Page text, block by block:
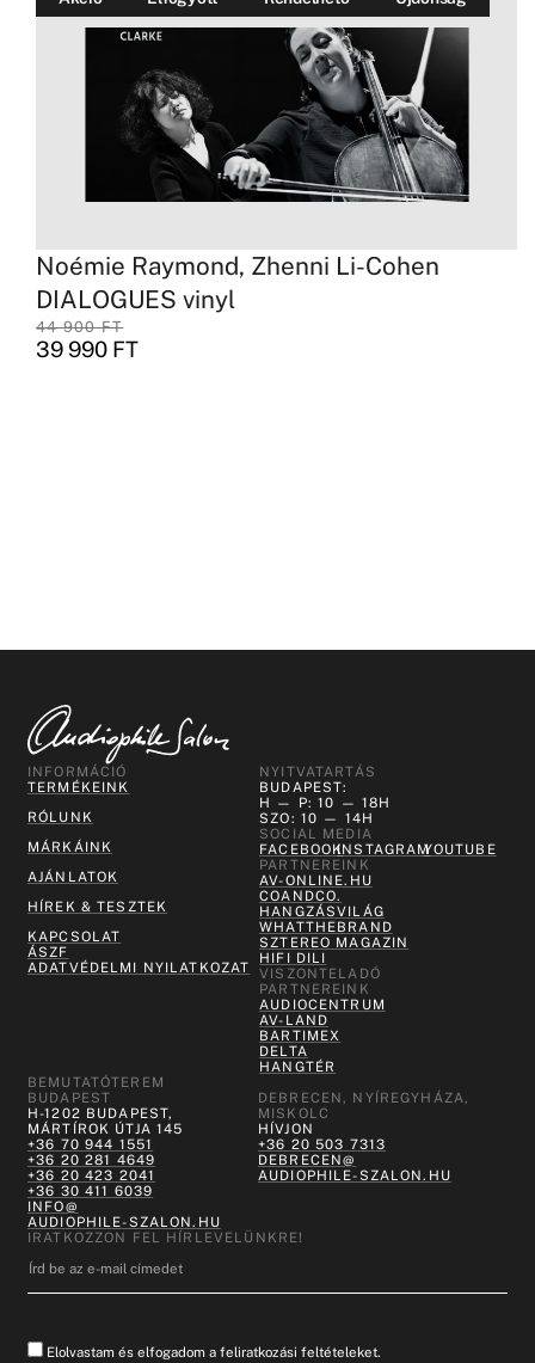
Noémie Raymond, Zhenni Li-Cohen
DIALOGUES vinyl
44 900FT
39 990FT
INFORMÁCIÓ
TERMÉKEINK
RÓLUNK
MÁRKÁINK
AJÁNLATOK
HÍREK & TESZTEK
KAPCSOLAT
ÁSZF
ADATVÉDELMI NYILATKOZAT
NYITVATARTÁS
BUDAPEST:
H — P: 10 — 18H
SZO: 10 — 14H
SOCIAL MEDIA
FACEBOOKINSTAGRAMYOUTUBE
PARTNEREINK
AV-ONLINE.HU
COANDCO.
HANGZÁSVILÁG
WHATTHEBRAND
SZTEREO MAGAZIN
HIFI DILI
VISZONTELADÓ
PARTNEREINK
AUDIOCENTRUM
AV-LAND
BARTIMEX
DELTA
HANGTÉR
BEMUTATÓTEREM
BUDAPEST
H-1202 BUDAPEST,
MÁRTÍROK ÚTJA 145
+36 70 944 1551
+36 20 281 4649
+36 20 423 2041
+36 30 411 6039
INFO@
AUDIOPHILE-SZALON.HU
DEBRECEN, NYÍREGYHÁZA,
MISKOLC
HÍVJON
+36 20 503 7313
DEBRECEN@
AUDIOPHILE-SZALON.HU
IRATKOZZON FEL HÍRLEVELÜNKRE!
Elolvastam és elfogadom a feliratkozási feltételeket.